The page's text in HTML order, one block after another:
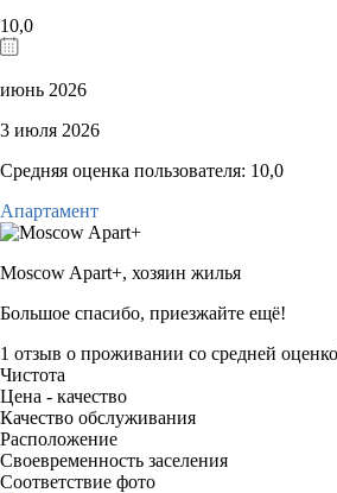
10,0
июнь 2026
3 июля 2026
Средняя оценка пользователя: 10,0
Апартамент
Moscow Apart+, хозяин жилья
Большое спасибо, приезжайте ещё!
1 отзыв о проживании со средней
Чистота
Цена - качество
Качество обслуживания
Расположение
Своевременность заселения
Соответствие фото